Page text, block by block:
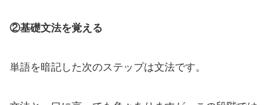
②基礎文法を覚える
単語を暗記した次のステップは文法です。